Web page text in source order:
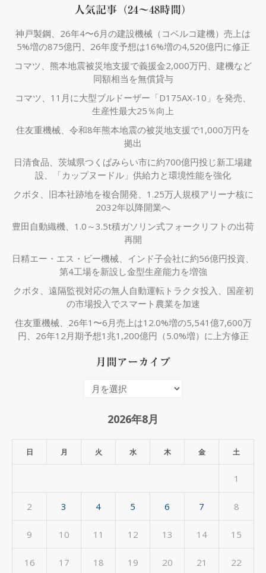
人気記事（24～48時間）
神戸製鋼、26年4〜6月の建設機械（コベルコ建機）売上は
5%増の875億円、26年度予想は16%増の4,520億円に修正
コマツ、熊本地震被災地支援で義援金2,000万円、建機など
同額相当を無償貸与
コマツ、11月に大型ブルドーザー「D175AX-10」を発売、
生産性最大25％向上
住友重機械、令和8年熊本地震の被災地支援で1,000万円を
拠出
日清食品、茨城県つくばみらい市に約700億円投じ新工場建
設、「カップヌードル」供給力と環境性能を強化
クボタ、旧本社跡地を複合開発、1.25万人規模アリーナ核に
2032年以降開業へ
豊田自動織機、1.0～3.5t積ガソリン式フォークリフトの出荷
再開
日精エー・エス・ビー機械、インド子会社に約56億円投資、
第4工場を新設し金型生産能力を増強
クボタ、遠隔監視対応の無人自動運転トラクタ投入、国産初
の市場投入でスマート農業を加速
住友重機械、26年1〜6月売上は12.0%増の5,541億7,600万
円、26年12月期予想1兆1,200億円（5.0%増）に上方修正
月間アーカイブ
イ
2026年8月
日 月 火 水 木 金 土
1
2 3 4 5 6 7 8
9 10 11 12 13 14 15
16 17 18 19 20 21 22